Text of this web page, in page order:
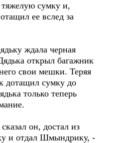
сумку и,
ее вслед за
ждала черная
открыл багажник
свои мешки. Теряя
дотащил сумку до
только теперь
он, достал из
и отдал Шмындрику, -